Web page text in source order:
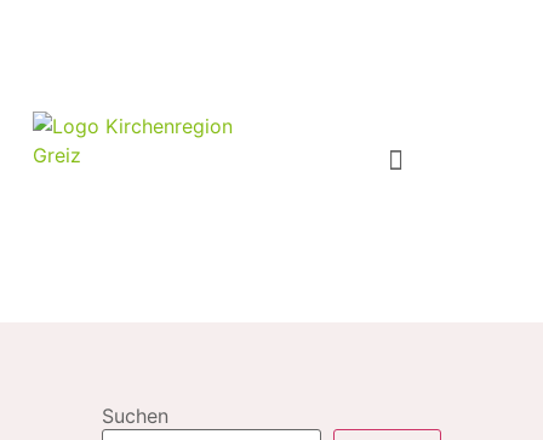
Suchen